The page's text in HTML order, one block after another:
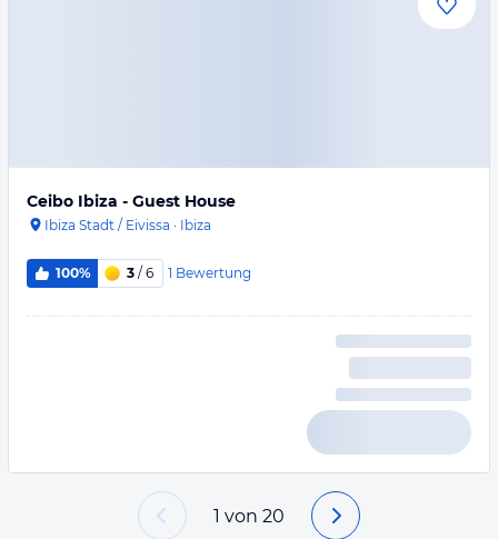
Ceibo Ibiza - Guest House
Ibiza Stadt / Eivissa · Ibiza
100% 3 / 6 1 Bewertung
1 von 20